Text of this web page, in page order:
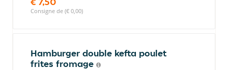
Consigne de (€ 0,00)
Hamburger double kefta poulet
frites fromage